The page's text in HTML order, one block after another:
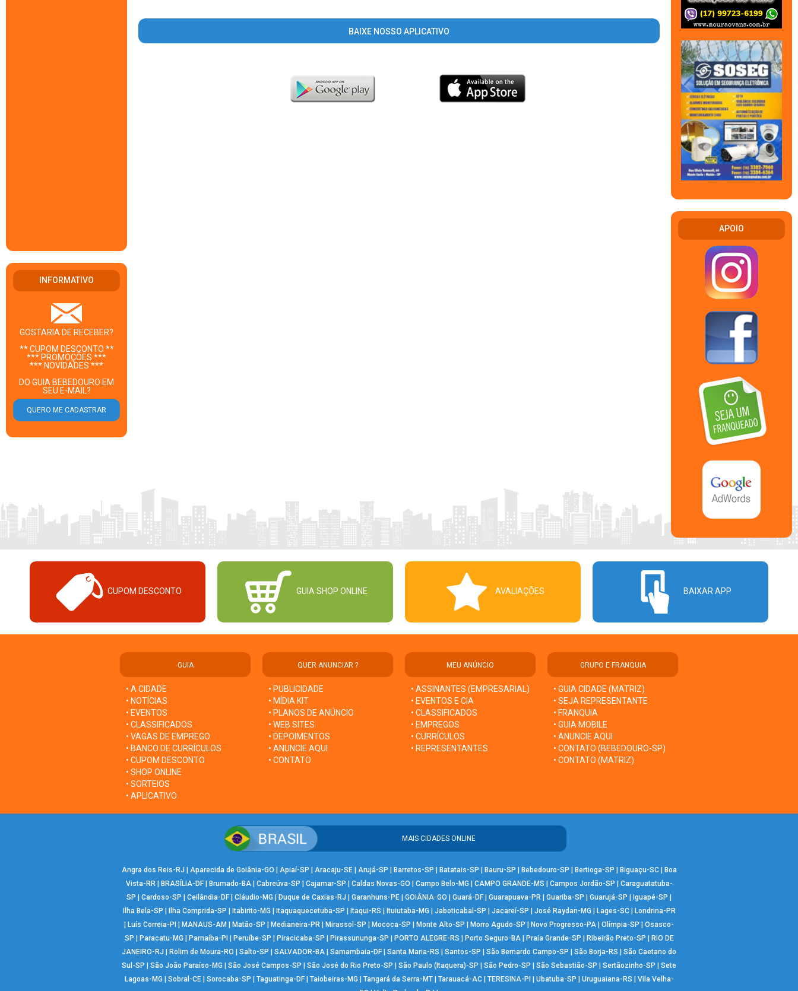
INFORMATIVO
GOSTARIA DE RECEBER?
** CUPOM DESCONTO **
*** PROMOÇÕES ***
*** NOVIDADES ***
DO GUIA BEBEDOURO EM
SEU E-MAIL?
BAIXE NOSSO APLICATIVO
APOIO
CUPOM DESCONTO GUIA SHOP ONLINE AVALIAÇÕES BAIXAR APP
GUIA
• A CIDADE
• NOTÍCIAS
• EVENTOS
• CLASSIFICADOS
• VAGAS DE EMPREGO
• BANCO DE CURRÍCULOS
• CUPOM DESCONTO
• SHOP ONLINE
• SORTEIOS
• APLICATIVO
QUER ANUNCIAR ?
• PUBLICIDADE
• MÍDIA KIT
• PLANOS DE ANÚNCIO
• WEB SITES
• DEPOIMENTOS
• ANUNCIE AQUI
• CONTATO
MEU ANÚNCIO
• ASSINANTES (EMPRESARIAL)
• EVENTOS E CIA
• CLASSIFICADOS
• EMPREGOS
• CURRÍCULOS
• REPRESENTANTES
GRUPO E FRANQUIA
• GUIA CIDADE (MATRIZ)
• SEJA REPRESENTANTE
• FRANQUIA
• GUIA MOBILE
• ANUNCIE AQUI
• CONTATO (BEBEDOURO-SP)
• CONTATO (MATRIZ)
MAIS CIDADES ONLINE
Angra dos Reis-RJ Aparecida de Goiânia-GO Apiaí-SP Aracaju-SE| Arujá-SP Barretos-SP Batatais-SP Bauru-SP Bebedouro-SP Bertioga-SP Biguaçu-SC|
Boa
Vista-RR| BRASÍLIA-DF| Brumado-BA| Cabreúva-SP Cajamar-SP Caldas Novas-GO Campo Belo-MG CAMPO GRANDE-MS Campos Jordão-SP
Caraguatatuba-
SP
Cardoso-SP Ceilândia-DF Cláudio-MG Duque de Caxias-RJ Garanhuns-PE GOIÂNIA-GO Guará-DF Guarapuava-PR Guariba-SP Guarujá-SP Iguapé-SP
Ilha Bela-SP
Ilha Comprida-SP Itabirito-MG Itaquaquecetuba-SP Itaqui-RS Ituiutaba-MG Jaboticabal-SP Jacareí-SP José Raydan-MG Lages-SC|
Londrina-PR
Luís Correia-PI MANAUS-AM Matão-SP Medianeira-PR Mirassol-SP Mococa-SP Monte Alto-SP Morro Agudo-SP Novo Progresso-PA Olímpia-SP
Osasco-
SP
Paracatu-MG Parnaíba-PI Peruíbe-SP Piracicaba-SP Pirassununga-SP PORTO ALEGRE-RS Porto Seguro-BA| Praia Grande-SP Ribeirão Preto-SP
RIO DE
JANEIRO-RJ
Rolim de Moura-RO Salto-SP SALVADOR-BA Samambaia-DF Santa Maria-RS Santos-SP São Bernardo Campo-SP São Borja-RS
São Caetano do
Sul-SP
São João Paraíso-MG São José Campos-SP São José do Rio Preto-SP São Paulo (Itaquera)-SP São Pedro-SP São Sebastião-SP Sertãozinho-SP
Sete
Lagoas-MG
Sobral-CE| Sorocaba-SP Taguatinga-DF| Taiobeiras-MG Tangará da Serra-MT| Tarauacá-AC| TERESINA-PI Ubatuba-SP Uruguaiana-RS
Vila Velha-